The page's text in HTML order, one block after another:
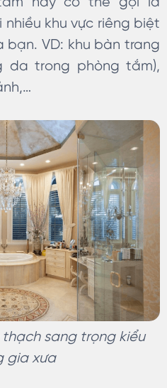
khu vực riêng biệt
bạn. VD: khu bàn trang
da trong phòng tắm),
sang trọng kiểu
gia xưa